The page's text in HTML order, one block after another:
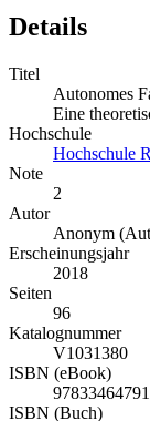
Details
Titel
Autonomes
Eine
Hochschule
Hochschule
Note
2
Autor
Anonym
Erscheinungsjahr
2018
Seiten
96
Katalognummer
V1031380
ISBN (eBook)
ISBN (Buch)